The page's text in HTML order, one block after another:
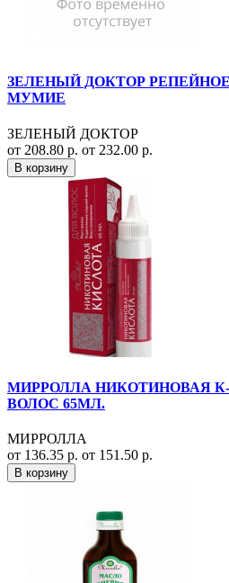
ЗЕЛЕНЫЙ ДОКТОР
МУМИЕ
ЗЕЛЕНЫЙ ДОКТОР
от 208.80 р. от 232.00 р.
В корзину
МИРРОЛЛА НИКОТИНОВАЯ
ВОЛОС 65МЛ.
МИРРОЛЛА
от 136.35 р. от 151.50 р.
В корзину